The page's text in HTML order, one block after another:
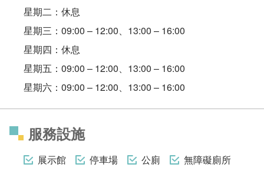
星期二：休息
星期三：09:00 – 12:00、13:00 – 16:00
星期四：休息
星期五：09:00 – 12:00、13:00 – 16:00
星期六：09:00 – 12:00、13:00 – 16:00
服務設施
展示館 停車場 公廁
無障礙廁所